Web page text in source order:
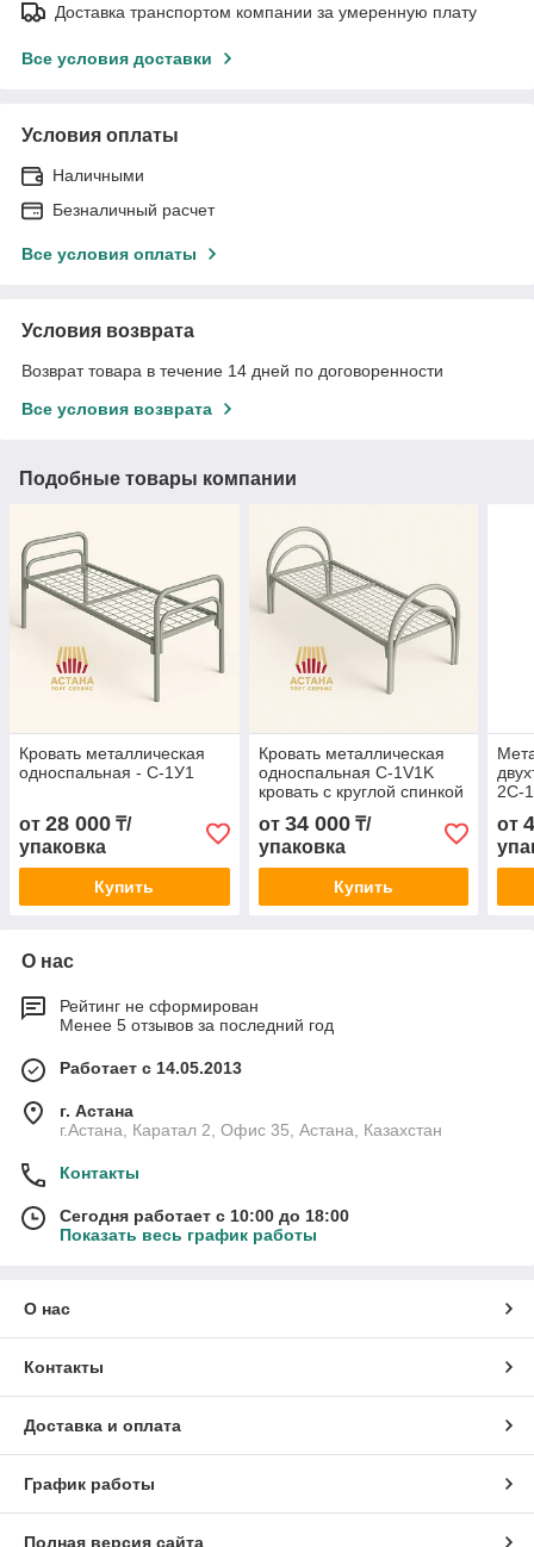
Доставка транспортом компании за умеренную плату
Все условия доставки
Условия оплаты
Наличными
Безналичный расчет
Все условия оплаты
Условия возврата
Возврат товара в течение 14 дней по договоренности
Все условия возврата
Подобные товары компании
Кровать металлическая
односпальная - С-1У1
от 28 000 ₸/
упаковка
Купить
Кровать металлическая
односпальная C-1V1K
кровать с круглой спинкой
и двойными ножками
от 34 000₸/
упаковка
Купить
2С-
от
О нас
Рейтинг не сформирован
Менее 5 отзывов за последний год
Работает с 14.05.2013
г. Астана
г.Астана, Каратал 2, Офис 35, Астана, Казахстан
Контакты
Сегодня работает с 10:00 до 18:00
Показать весь график работы
О нас
Контакты
Доставка и оплата
График работы
Полная версия сайта